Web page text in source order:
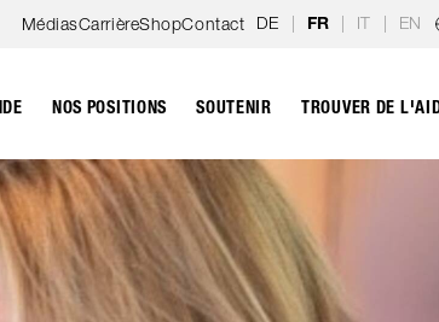
MédiasCarrièreShopContact DE | FR | IT | EN
NOS POSITIONS SOUTENIR TROUVER DE